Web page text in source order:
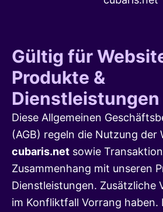
Gültig für
Produkte &
Dienstleistungen
Diese Allgemeinen
(AGB) regeln die Nutzung der
cubaris.net sowie
Zusammenhang mit unseren
Dienstleistungen. Zusätzliche
im Konfliktfall Vorrang haben.